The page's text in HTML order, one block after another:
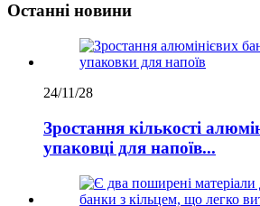
Останні новини
24/11/28
Зростання кількості
упаковці для напоїв...